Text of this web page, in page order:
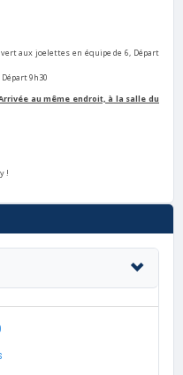
aux joelettes en équipe de 6, Départ
9h30
au même endroit, à la salle du
!